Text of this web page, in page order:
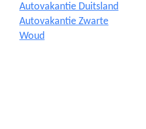
Autovakantie Duitsland
Autovakantie Zwarte
Woud